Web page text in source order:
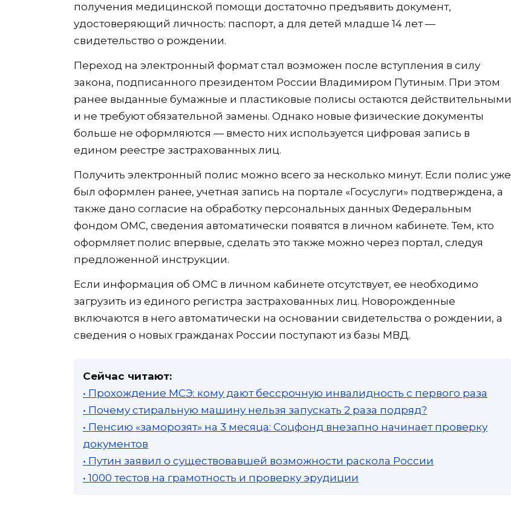
получения медицинской помощи достаточно предъявить документ,
удостоверяющий личность: паспорт, а для детей младше 14 лет —
свидетельство о рождении.
Переход на электронный формат стал возможен после вступления в силу
закона, подписанного президентом России Владимиром Путиным. При этом
ранее выданные бумажные и пластиковые полисы остаются действительными
и не требуют обязательной замены. Однако новые физические документы
больше не оформляются — вместо них используется цифровая запись в
едином реестре застрахованных лиц.
Получить электронный полис можно всего за несколько минут. Если полис уже
был оформлен ранее, учетная запись на портале «Госуслуги» подтверждена, а
также дано согласие на обработку персональных данных Федеральным
фондом ОМС, сведения автоматически появятся в личном кабинете. Тем, кто
оформляет полис впервые, сделать это также можно через портал, следуя
предложенной инструкции.
Если информация об ОМС в личном кабинете отсутствует, ее необходимо
загрузить из единого регистра застрахованных лиц. Новорожденные
включаются в него автоматически на основании свидетельства о рождении, а
сведения о новых гражданах России поступают из базы МВД.
Сейчас читают:
• Прохождение МСЭ: кому дают бессрочную инвалидность с первого раза
• Почему стиральную машину нельзя запускать 2 раза подряд?
• Пенсию «заморозят» на 3 месяца: Соцфонд внезапно начинает проверку
документов
• Путин заявил о существовавшей возможности раскола России
• 1000 тестов на грамотность и проверку эрудиции